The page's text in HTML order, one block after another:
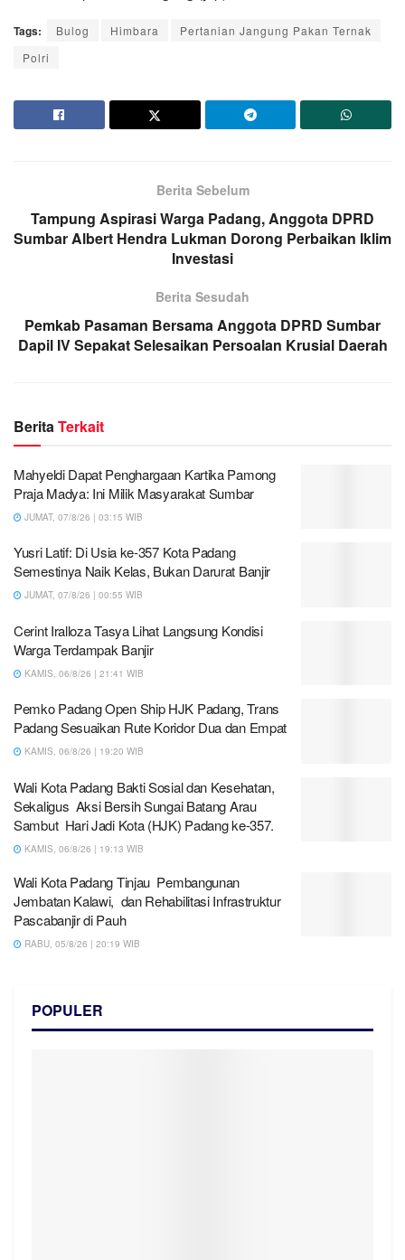
Tags: Bulog Himbara
Pertanian Jangung Pakan Ternak
Polri
Berita Sebelum
Tampung Aspirasi Warga Padang, Anggota DPRD
Sumbar Albert Hendra Lukman Dorong Perbaikan Iklim
Investasi
Berita Sesudah
Pemkab Pasaman Bersama Anggota DPRD Sumbar
Dapil IV Sepakat Selesaikan Persoalan Krusial Daerah
BeritaTerkait
Mahyeldi Dapat Penghargaan Kartika Pamong
Praja Madya: Ini Milik Masyarakat Sumbar
JUMAT, 07/8/26 | 03:15 WIB
Yusri Latif: Di Usia ke-357 Kota Padang
Semestinya Naik Kelas, Bukan Darurat Banjir
JUMAT, 07/8/26 | 00:55 WIB
Cerint Iralloza Tasya Lihat Langsung Kondisi
Warga Terdampak Banjir
KAMIS, 06/8/26 | 21:41 WIB
Pemko Padang Open Ship HJK Padang, Trans
Padang Sesuaikan Rute Koridor Dua dan Empat
KAMIS, 06/8/26 | 19:20 WIB
Wali Kota Padang Bakti Sosial dan Kesehatan,
Sekaligus Aksi Bersih Sungai Batang Arau
Sambut Hari Jadi Kota (HJK) Padang ke-357.
KAMIS, 06/8/26 | 19:13 WIB
Wali Kota Padang Tinjau Pembangunan
Jembatan Kalawi, dan Rehabilitasi Infrastruktur
Pascabanjir di Pauh
RABU, 05/8/26 | 20:19 WIB
POPULER